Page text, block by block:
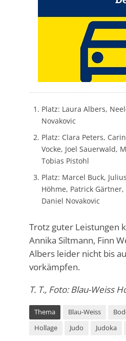
Platz: Laura Albers,
Novakovic
Platz: Clara Peters,
Vocke, Joel Sauerwald,
Tobias Pistohl
Platz: Marcel Buck,
Höhme, Patrick
Daniel Novakovic
Trotz guter Leistungen
Annika Siltmann, Finn
Albers leider nicht bis
vorkämpfen.
T. T., Foto: Blau-Weiss
Thema Blau-Weiss
Hollage
Judo Judoka